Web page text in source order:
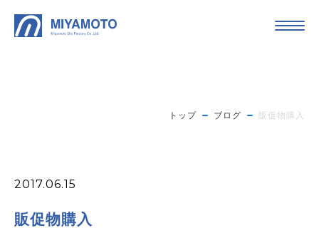
トップ ブログ 販促物購入
2017.06.15
販促物購入